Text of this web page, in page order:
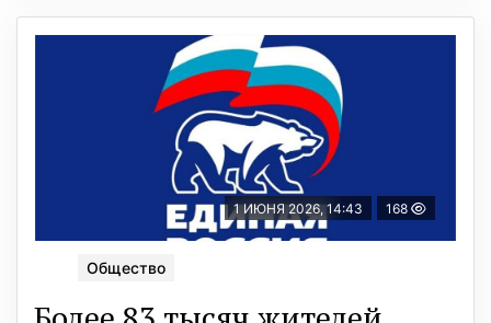
1 ИЮНЯ 2026, 14:43 168
Общество